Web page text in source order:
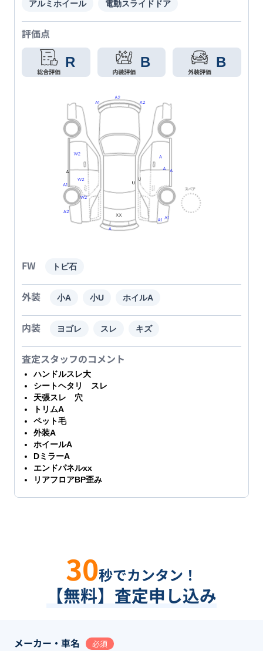
アルミホイール 電動スライドドア
評価点
R B B
FW トビ石
外装 小A 小U ホイルA
内装 ヨゴレ スレ キズ
査定スタッフのコメント
ハンドルスレ大
シートヘタリ スレ
天張スレ 穴
トリムA
ペット毛
外装A
ホイールA
DミラーA
エンドパネルxx
リアフロアBP歪み
30秒でカンタン！
【無料】査定申し込み
メーカー・車名 必須